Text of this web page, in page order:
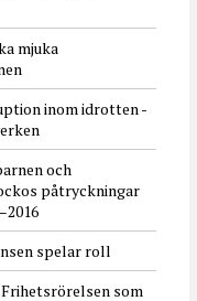
mjuka
inom idrotten -
och
påtryckningar
spelar roll
som